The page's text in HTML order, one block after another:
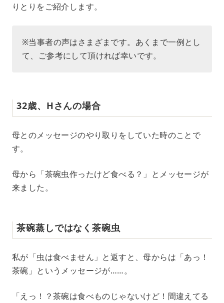
りとりをご紹介します。
※当事者の声はさまざまです。あくまで一例とし
て、ご参考にして頂ければ幸いです。
32歳、Hさんの場合
母とのメッセージのやり取りをしていた時のことで
す。
母から「茶碗虫作ったけど食べる？」とメッセージが
来ました。
茶碗蒸しではなく茶碗虫
私が「虫は食べません」と返すと、母からは「あっ！
茶碗」というメッセージが……。
「えっ！？茶碗は食べものじゃないけど！間違えてる